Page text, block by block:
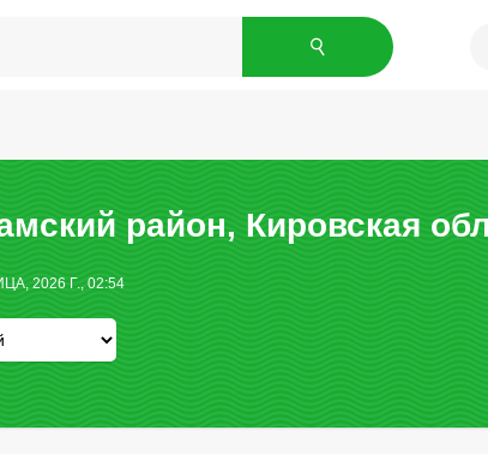
район, Кировская
2026 Г., 02:54